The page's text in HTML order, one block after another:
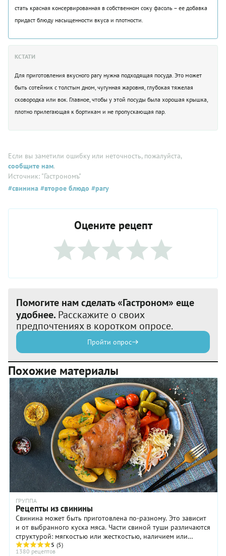
стать красная консервированная в собственном соку фасоль – ее добавка
придаст блюду насыщенности вкуса и плотности.
КСТАТИ
Для приготовления вкусного рагу нужна подходящая посуда. Это может
быть сотейник с толстым дном, чугунная жаровня, глубокая тяжелая
сковородка или вок. Главное, чтобы у этой посуды была хорошая крышка,
плотно прилегающая к бортикам и не пропускающая пар.
Если вы заметили ошибку или неточность, пожалуйста,
сообщите нам.
Источник: "Гастрономъ"
#свинина #второе блюдо #рагу
Оцените рецепт
Помогите нам сделать «Гастроном» еще
удобнее. Расскажите о своих
предпочтениях в коротком опросе.
Пройти опрос
Похожие материалы
ГРУППА
Рецепты из свинины
Свинина может быть приготовлена по-разному. Это зависит
и от выбранного куска мяса. Части свиной туши различаются
структурой: мягкостью или жесткостью, наличием или
отсутствием жировых прослоек (мясо ...
5 (5)
1380 рецептов